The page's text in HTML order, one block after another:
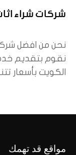
شركات شراء
نحن من افضل
نقوم بتقديم
الكويت بأسعار
مواقع قد تهمك